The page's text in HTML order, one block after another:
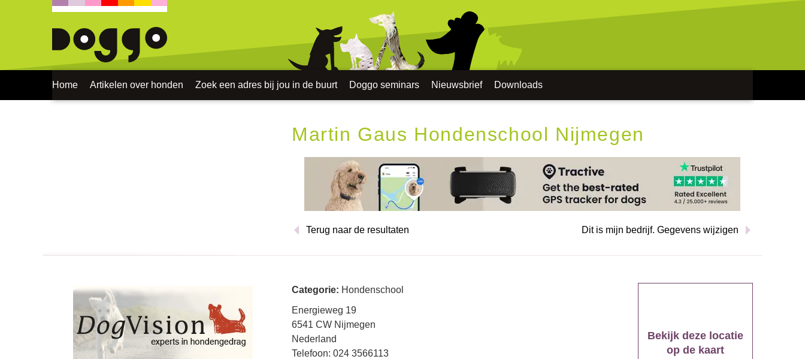
Home Artikelen over honden Zoek een adres bij jou in de buurt Doggo seminars Nieuwsbrief Downloads
Martin Gaus Hondenschool Nijmegen
Terug naar de resultaten Dit is mijn bedrijf. Gegevens wijzigen
Categorie: Hondenschool
Energieweg 19
6541 CW Nijmegen
Nederland
Telefoon: 024 3566113
Bekijk deze locatie
op de kaart